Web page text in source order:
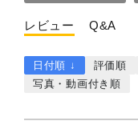
レビュー Q&A
日付順 ↓ 評価順
写真・動画付き順